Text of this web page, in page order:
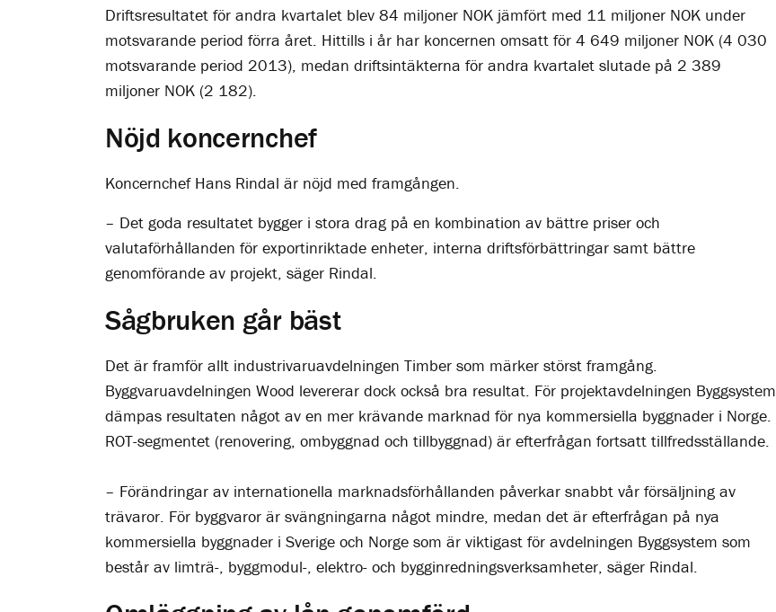
Driftsresultatet för andra kvartalet blev 84 miljoner NOK jämfört med 11 miljoner NOK under
motsvarande period förra året. Hittills i år har koncernen omsatt för 4 649 miljoner NOK (4 030
motsvarande period 2013), medan driftsintäkterna för andra kvartalet slutade på 2 389
miljoner NOK (2 182).
Nöjd koncernchef
Koncernchef Hans Rindal är nöjd med framgången.
– Det goda resultatet bygger i stora drag på en kombination av bättre priser och
valutaförhållanden för exportinriktade enheter, interna driftsförbättringar samt bättre
genomförande av projekt, säger Rindal.
Sågbruken går bäst
Det är framför allt industrivaruavdelningen Timber som märker störst framgång.
Byggvaruavdelningen Wood levererar dock också bra resultat. För projektavdelningen Byggsystem
dämpas resultaten något av en mer krävande marknad för nya kommersiella byggnader i Norge.
ROT-segmentet (renovering, ombyggnad och tillbyggnad) är efterfrågan fortsatt tillfredsställande.
– Förändringar av internationella marknadsförhållanden påverkar snabbt vår försäljning av
trävaror. För byggvaror är svängningarna något mindre, medan det är efterfrågan på nya
kommersiella byggnader i Sverige och Norge som är viktigast för avdelningen Byggsystem som
består av limträ-, byggmodul-, elektro- och bygginredningsverksamheter, säger Rindal.